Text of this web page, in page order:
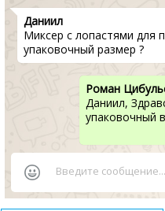
Даниил
Миксер с лопастями для
упаковочный размер ?
Роман
Даниил,
упаковочный